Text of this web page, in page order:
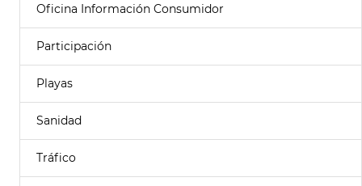
Oficina Información Consumidor
Participación
Playas
Sanidad
Tráfico